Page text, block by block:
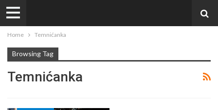
Home Temnićanka
Browsing Tag
Temnićanka